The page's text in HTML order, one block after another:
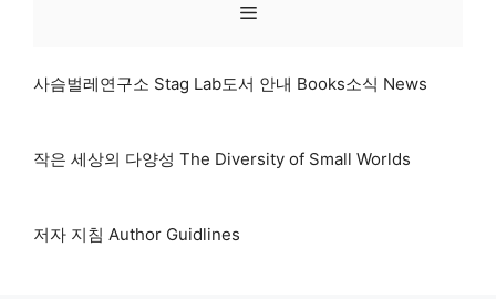
메
뉴
사슴벌레연구소 Stag Lab도서 안내 Books소식 News
작은 세상의 다양성 The Diversity of Small Worlds
저자 지침 Author Guidlines